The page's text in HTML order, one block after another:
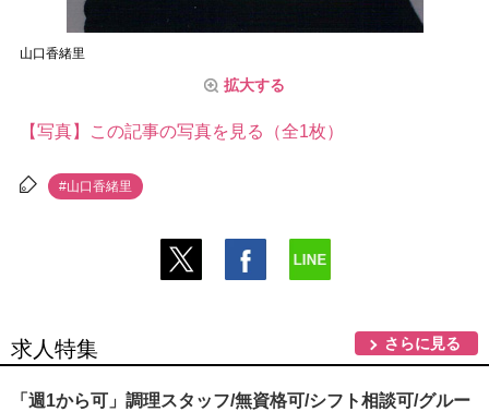
山口香緒里
拡大する
【写真】この記事の写真を見る（全1枚）
#山口香緒里
求人特集 さらに見る
「週1から可」調理スタッフ/無資格可/シフト相談可/グルー